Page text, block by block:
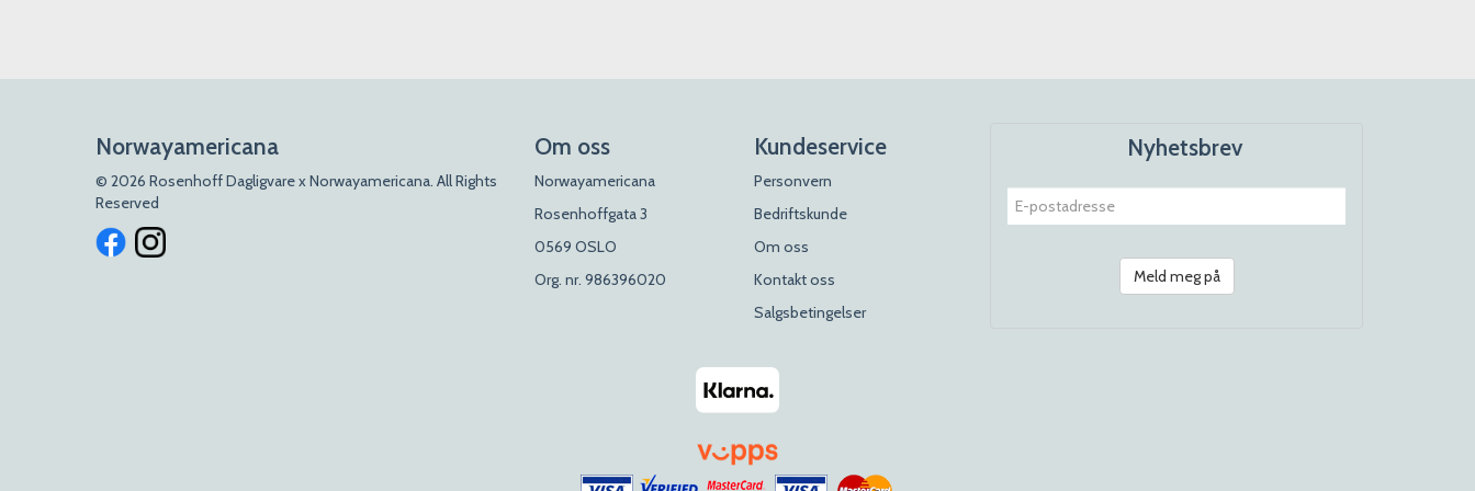
Norwayamericana
© 2026 Rosenhoff Dagligvare x Norwayamericana. All Rights
Reserved
Om oss
Norwayamericana
Rosenhoffgata 3
0569 OSLO
Org. nr. 986396020
Kundeservice
Personvern
Bedriftskunde
Om oss
Kontakt oss
Salgsbetingelser
Nyhetsbrev
Meld meg på